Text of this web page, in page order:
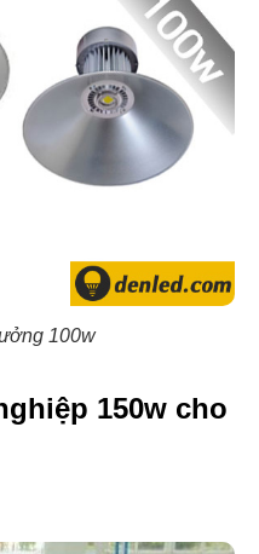
100w
150w cho